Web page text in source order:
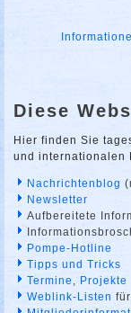
Diese
Hier finden Sie
und internationalen
Nachrichtenblog
Newsletter
Aufbereitete
Pompe-Hotline
Tipps und Tricks
Termine
Projekte
Weblink-Listen